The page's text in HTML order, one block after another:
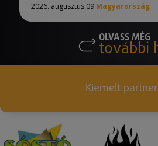
2026. augusztus 09.Magyarország
OLVASS MÉG
további
Kiemelt